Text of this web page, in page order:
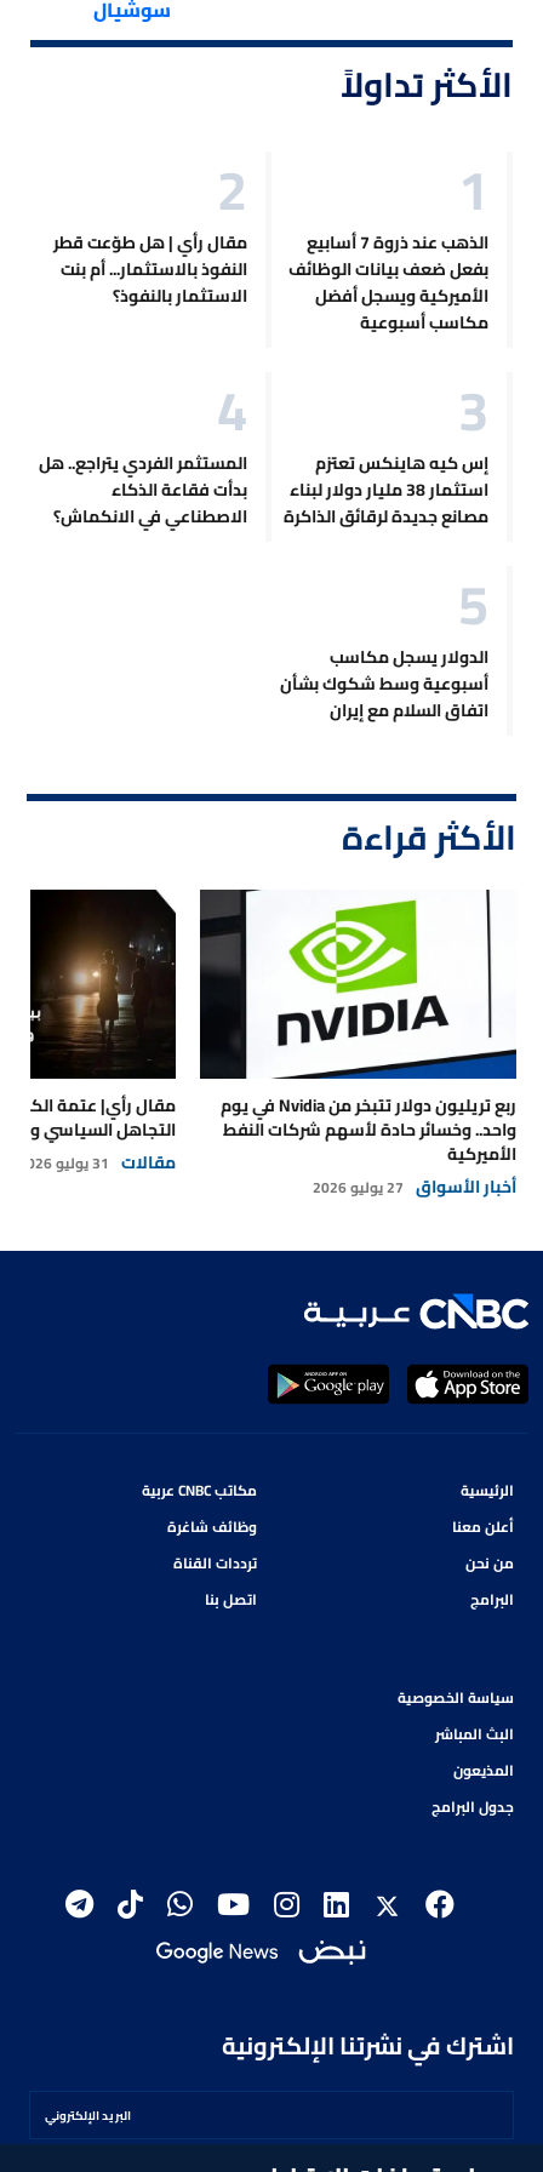
سوشيال
الأكثر تداولاً
الذهب عند ذروة 7 أسابيع
بفعل ضعف بيانات الوظائف
الأميركية ويسجل أفضل
مكاسب أسبوعية
مقال رأي | هل طوّعت قطر
النفوذ بالاستثمار... أم بنت
الاستثمار بالنفوذ؟
إس كيه هاينكس تعتزم
استثمار 38 مليار دولار لبناء
مصانع جديدة لرقائق الذاكرة
المستثمر الفردي يتراجع.. هل
بدأت فقاعة الذكاء
الاصطناعي في الانكماش؟
الدولار يسجل مكاسب
أسبوعية وسط شكوك بشأن
اتفاق السلام مع إيران
الأكثر قراءة
ربع تريليون دولار تتبخر من Nvidia في يوم
واحد.. وخسائر حادة لأسهم شركات النفط
الأميركية
أخبار الأسواق 27 يوليو 2026
مقال رأي| عتمة
التجاهل السياسي
مقالات 31 يوليو 2026
الرئيسية
أعلن معنا
من نحن
البرامج
مكاتب CNBC عربية
وظائف شاغرة
ترددات القناة
اتصل بنا
سياسة الخصوصية
البث المباشر
المذيعون
جدول البرامج
اشترك في نشرتنا الإلكترونية